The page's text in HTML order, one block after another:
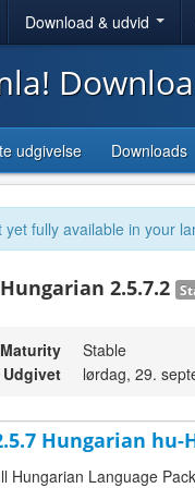
Download & udvid
udgivelse Downloads
yet fully available in your
2.5.7.2
Maturity
Stable
Udgivet
lørdag, 29.
Hungarian hu-
Hungarian Language